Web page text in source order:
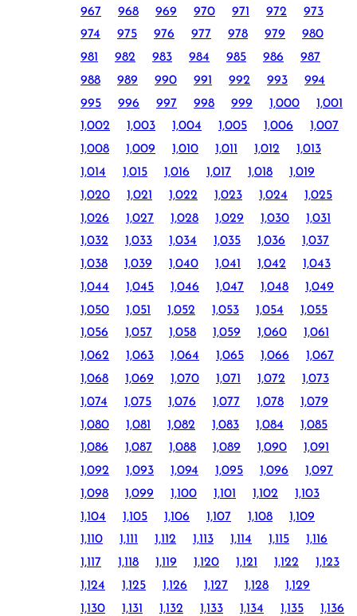
967
968 969 970 971 972
973
974
975 976 977 978 979
980
981
982 983 984 985 986
987
988
989 990 991 992 993
994
995
996 997 998 999 1,000
1,001
1,002
1,003 1,004 1,005 1,006
1,007
1,008
1,009 1,010 1,011 1,012
1,013
1,014
1,015 1,016 1,017 1,018
1,019
1,020
1,021 1,022 1,023 1,024
1,025
1,026
1,027 1,028 1,029 1,030
1,031
1,032
1,033 1,034 1,035 1,036
1,037
1,038
1,039 1,040 1,041 1,042
1,043
1,044
1,045 1,046 1,047 1,048
1,049
1,050
1,051 1,052 1,053 1,054
1,055
1,056
1,057 1,058 1,059 1,060
1,061
1,062
1,063 1,064 1,065 1,066
1,067
1,068
1,069 1,070 1,071 1,072
1,073
1,074
1,075 1,076 1,077 1,078
1,079
1,080
1,081 1,082 1,083 1,084
1,085
1,086
1,087 1,088 1,089 1,090
1,091
1,092
1,093 1,094 1,095 1,096
1,097
1,098
1,099 1,100 1,101 1,102
1,103
1,104
1,105 1,106 1,107 1,108
1,109
1,110
1,111 1,112 1,113 1,114 1,115
1,116
1,117
1,118 1,119 1,120 1,121 1,122
1,123
1,124
1,125 1,126 1,127 1,128
1,129
1,130
1,131 1,132 1,133 1,134 1,135
1,136